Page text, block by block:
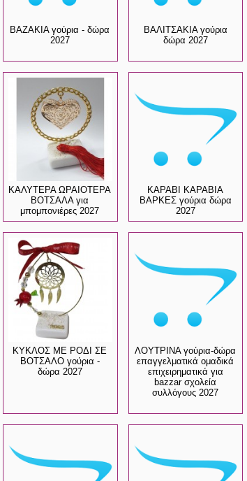
ΒΑΖΑΚΙΑ γούρια - δώρα
2027
ΒΑΛΙΤΣΑΚΙΑ γούρια
δώρα 2027
ΚΑΛΥΤΕΡΑ ΩΡΑΙΟΤΕΡΑ
ΒΟΤΣΑΛΑ για
μπομπονιέρες 2027
ΚΑΡΑΒΙ ΚΑΡΑΒΙΑ
ΒΑΡΚΕΣ γούρια δώρα
2027
ΚΥΚΛΟΣ ΜΕ ΡΟΔΙ ΣΕ
ΒΟΤΣΑΛΟ γούρια -
δώρα 2027
ΛΟΥΤΡΙΝΑ γούρια-δώρα
επαγγελματικά ομαδικά
επιχειρηματικά για
bazzar σχολεία
συλλόγους 2027